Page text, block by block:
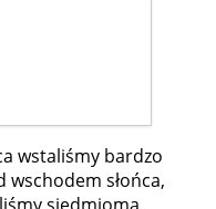
wstaliśmy bardzo
słońca,